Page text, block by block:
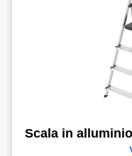
Scala in